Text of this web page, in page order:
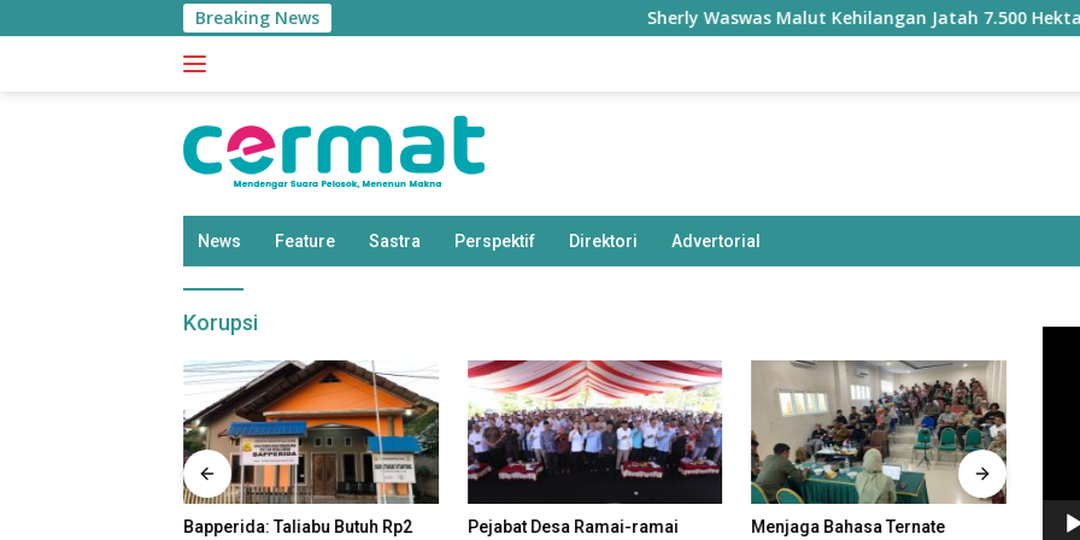
ke
Breaking News Sherly Waswas Malut Kehilangan Jatah 7.500 Hektare Sawah
News Feature Sastra Perspektif Direktori Advertorial
Korupsi
Bapperida: Taliabu Butuh Rp2
Pejabat Desa Ramai-ramai
Menjaga Bahasa Ternate